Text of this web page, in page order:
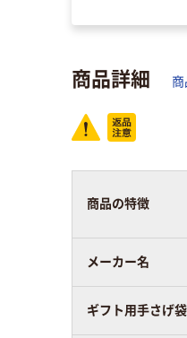
商品詳細
商品の特徴
メーカー名
ギフト用手さげ袋